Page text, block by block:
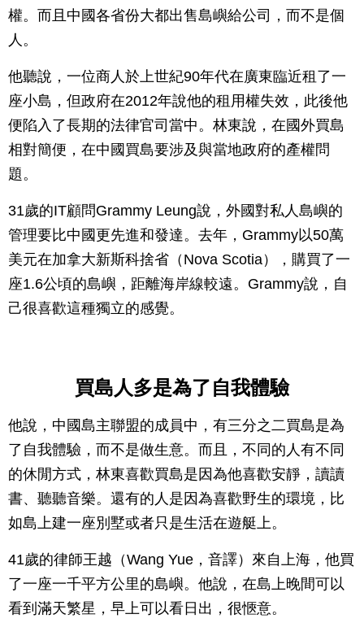
權。而且中國各省份大都出售島嶼給公司，而不是個
人。
他聽說，一位商人於上世紀90年代在廣東臨近租了一
座小島，但政府在2012年說他的租用權失效，此後他
便陷入了長期的法律官司當中。林東說，在國外買島
相對簡便，在中國買島要涉及與當地政府的產權問
題。
31歲的IT顧問Grammy Leung說，外國對私人島嶼的
管理要比中國更先進和發達。去年，Grammy以50萬
美元在加拿大新斯科捨省（Nova Scotia），購買了一
座1.6公頃的島嶼，距離海岸線較遠。Grammy說，自
己很喜歡這種獨立的感覺。
買島人多是為了自我體驗
他說，中國島主聯盟的成員中，有三分之二買島是為
了自我體驗，而不是做生意。而且，不同的人有不同
的休閒方式，林東喜歡買島是因為他喜歡安靜，讀讀
書、聽聽音樂。還有的人是因為喜歡野生的環境，比
如島上建一座別墅或者只是生活在遊艇上。
41歲的律師王越（Wang Yue，音譯）來自上海，他買
了一座一千平方公里的島嶼。他說，在島上晚間可以
看到滿天繁星，早上可以看日出，很愜意。